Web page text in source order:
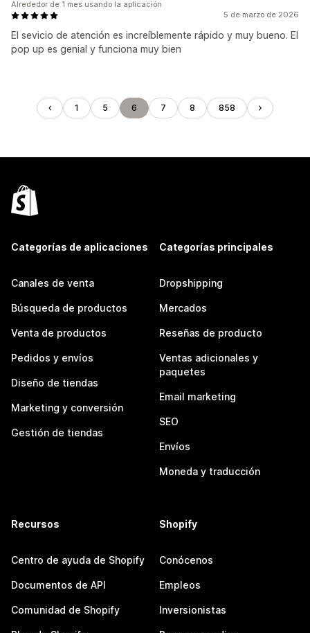
5 de marzo de 2026
El sevicio de atención es increíblemente rápido y muy bueno. El
pop up es genial y funciona muy bien
Alrededor de 1 mes usando la aplicación
1 5 6 7 8 858
Categorías de aplicaciones
Canales de venta
Búsqueda de productos
Venta de productos
Pedidos y envíos
Diseño de tiendas
Marketing y conversión
Gestión de tiendas
Categorías principales
Dropshipping
Mercados
Reseñas de producto
Ventas adicionales y
paquetes
Email marketing
SEO
Envíos
Moneda y traducción
Recursos
Centro de ayuda de Shopify
Documentos de API
Comunidad de Shopify
Shopify
Conócenos
Empleos
Inversionistas